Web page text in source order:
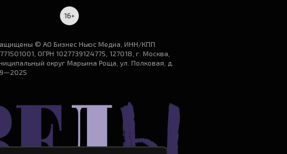
© АО Бизнес Ньюс Медиа, ИНН/КПП
ОГРН 1027739124775, 127018, г. Москва,
округ Марьина Роща, ул. Полковая, д.